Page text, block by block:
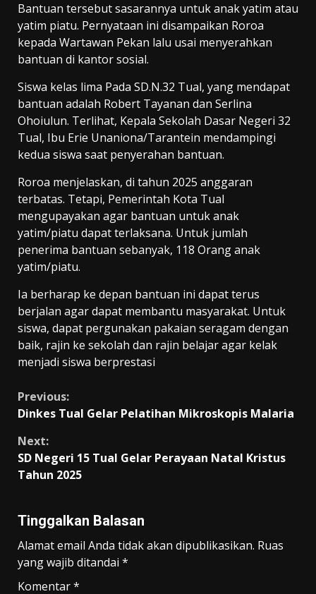
Bantuan tersebut sasarannya untuk anak yatim atau
yatim piatu. Pernyataan ini disampaikan Roroa
kepada Wartawan Pekan lalu usai menyerahkan
bantuan di kantor sosial.
Siswa kelas lima Pada SD.N.32 Tual, yang mendapat
bantuan adalah Robert Tayanan dan Serlina
Ohoiulun. Terlihat, Kepala Sekolah Dasar Negeri 32
Tual, Ibu Erie Unaniona/Tarantein mendampingi
kedua siswa saat penyerahan bantuan.
Roroa menjelaskan, di tahun 2025 anggaran
terbatas. Tetapi, Pemerintah Kota Tual
mengupayakan agar bantuan untuk anak
yatim/piatu dapat terlaksana. Untuk jumlah
penerima bantuan sebanyak, 118 Orang anak
yatim/piatu.
Ia berharap ke depan bantuan ini dapat terus
berjalan agar dapat membantu masyarakat. Untuk
siswa, dapat pergunakan pakaian seragam dengan
baik, rajin ke sekolah dan rajin belajar agar kelak
menjadi siswa berprestasi
Continue
Previous:
Dinkes Tual Gelar Pelatihan Mikroskopis Malaria
Next:
SD Negeri 15 Tual Gelar Perayaan Natal Kristus
Tahun 2025
Tinggalkan Balasan
Alamat email Anda tidak akan dipublikasikan. Ruas
yang wajib ditandai *
Komentar*